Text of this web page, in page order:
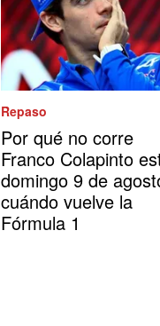
Repaso
Por qué no corre
Franco Colapinto
domingo 9 de
cuándo vuelve la
Fórmula 1